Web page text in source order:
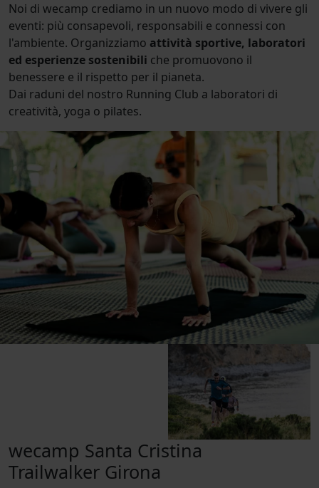
Noi di wecamp crediamo in un nuovo modo di vivere gli
eventi: più consapevoli, responsabili e connessi con
l'ambiente. Organizziamo attività sportive, laboratori
ed esperienze sostenibili che promuovono il
benessere e il rispetto per il pianeta.
Dai raduni del nostro Running Club a laboratori di
creatività, yoga o pilates.
wecamp Santa Cristina
Trailwalker Girona